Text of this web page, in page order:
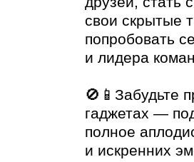
свои скрытые
попробовать
и лидера
🚫📱Забудьте
гаджетах —
полное
и искренних